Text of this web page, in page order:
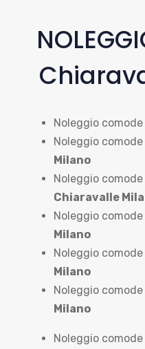
Noleggio comode
Noleggio
Milano
Noleggio
Chiaravalle
Noleggio
Milano
Noleggio
Milano
Noleggio
Milano
Noleggio